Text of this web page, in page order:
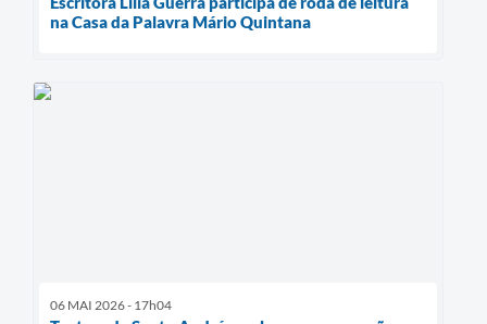
na Casa da Palavra Mário Quintana
06 MAI 2026 - 17h04